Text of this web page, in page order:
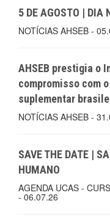
5 DE AGOSTO | DIA
NOTÍCIAS AHSEB -
AHSEB prestigia o
compromisso com
suplementar
NOTÍCIAS AHSEB -
SAVE THE DATE |
HUMANO
AGENDA UCAS -
- 06.07.26